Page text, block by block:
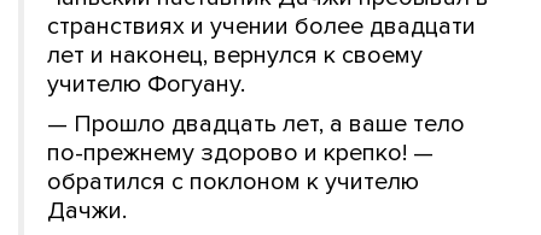
странствиях и учении более двадцати
лет и наконец, вернулся к своему
учителю Фогуану.
— Прошло двадцать лет, а ваше тело
по-прежнему здорово и крепко! —
обратился с поклоном к учителю
Дачжи.